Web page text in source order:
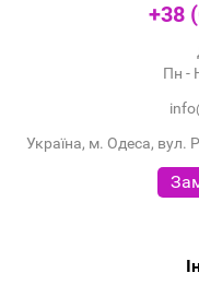
+38
Пн -
Україна, м. Одеса, вул.